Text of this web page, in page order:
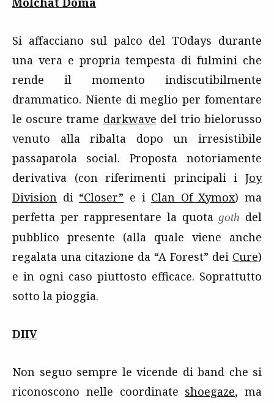
Si affacciano sul palco del TOdays durante
una vera e propria tempesta di fulmini che
rende il momento indiscutibilmente
drammatico. Niente di meglio per fomentare
le oscure trame darkwave del trio bielorusso
venuto alla ribalta dopo un irresistibile
passaparola social. Proposta notoriamente
derivativa (con riferimenti principali i Joy
Division di “Closer” e i Clan Of Xymox) ma
perfetta per rappresentare la quotagoth del
pubblico presente (alla quale viene anche
regalata una citazione da “A Forest” dei Cure)
e in ogni caso piuttosto efficace. Soprattutto
sotto la pioggia.
DIIV
Non seguo sempre le vicende di band che si
riconoscono nelle coordinate shoegaze, ma